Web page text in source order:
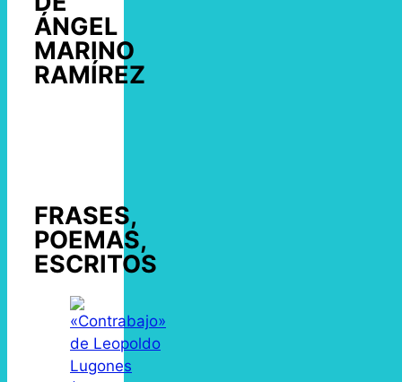
ÁNGEL
MARINO
RAMÍREZ
FRASES,
POEMAS,
ESCRITOS